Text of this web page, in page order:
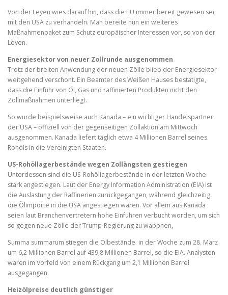
Von der Leyen wies darauf hin, dass die EU immer bereit gewesen sei,
mit den USA zu verhandeln. Man bereite nun ein weiteres
Maßnahmenpaket zum Schutz europäischer Interessen vor, so von der
Leyen.
Energiesektor von neuer Zollrunde ausgenommen
Trotz der breiten Anwendung der neuen Zölle blieb der Energiesektor
weitgehend verschont. Ein Beamter des Weißen Hauses bestätigte,
dass die Einfuhr von Öl, Gas und raffinierten Produkten nicht den
Zollmaßnahmen unterliegt.
So wurde beispielsweise auch Kanada – ein wichtiger Handelspartner
der USA – offiziell von der gegenseitigen Zollaktion am Mittwoch
ausgenommen. Kanada liefert täglich etwa 4 Millionen Barrel seines
Rohöls in die Vereinigten Staaten.
US-Rohöllagerbestände wegen Zollängsten gestiegen
Unterdessen sind die US-Rohöllagerbestände in der letzten Woche
stark angestiegen. Laut der Energy Information Administration (EIA) ist
die Auslastung der Raffinerien zurückgegangen, während gleichzeitig
die Ölimporte in die USA angestiegen waren. Vor allem aus Kanada
seien laut Branchenvertretern hohe Einfuhren verbucht worden, um sich
so gegen neue Zölle der Trump-Regierung zu wappnen,
Summa summarum stiegen die Ölbestände in der Woche zum 28. März
um 6,2 Millionen Barrel auf 439,8 Millionen Barrel, so die EIA. Analysten
waren im Vorfeld von einem Rückgang um 2,1 Millionen Barrel
ausgegangen.
Heizölpreise deutlich günstiger